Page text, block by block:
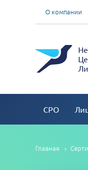
О компании
СРО
Главная